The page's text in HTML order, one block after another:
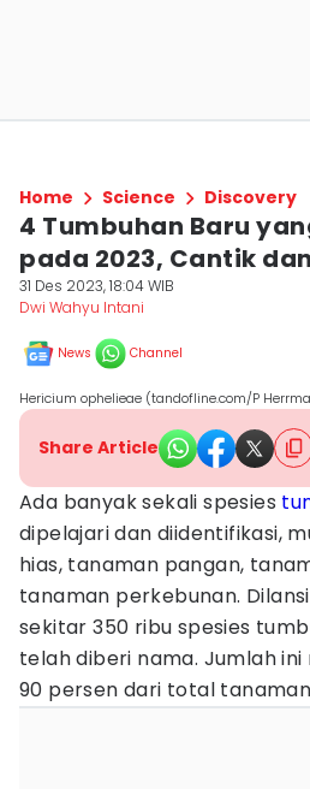
Home Science Discovery
4 Tumbuhan Baru
pada 2023, Cantik
31 Des 2023, 18:04 WIB
Dwi Wahyu Intani
News Channel
Hericium ophelieae (tandofline.com/P
Share Article
Ada banyak sekali spesies
dipelajari dan diidentifikasi,
hias, tanaman pangan,
tanaman perkebunan.
sekitar 350 ribu spesies
telah diberi nama. Jumlah
90 persen dari total